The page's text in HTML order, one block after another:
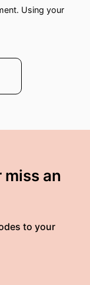
Using your
miss an
to your